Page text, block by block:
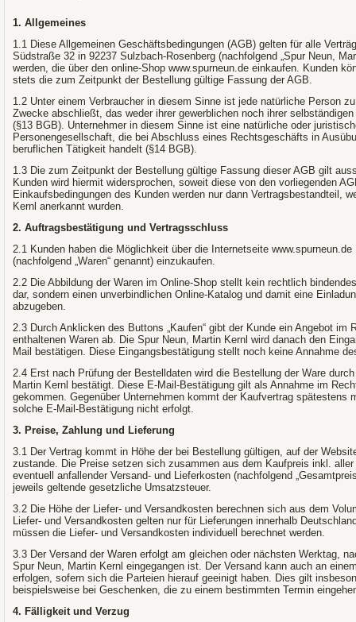
1. Allgemeines
1.1 Diese Allgemeinen Geschäftsbedingungen (AGB) gelten für alle
Südstraße 32 in 92237 Sulzbach-Rosenberg (nachfolgend „Spur Neun,
werden, die über den online-Shop www.spurneun.de einkaufen. Kunden
stets die zum Zeitpunkt der Bestellung gültige Fassung der AGB.
1.2 Unter einem Verbraucher in diesem Sinne ist jede natürliche Person
Zwecke abschließt, das weder ihrer gewerblichen noch ihrer
(§13 BGB). Unternehmer in diesem Sinne ist eine natürliche oder
Personengesellschaft, die bei Abschluss eines Rechtsgeschäfts in
beruflichen Tätigkeit handelt (§14 BGB).
1.3 Die zum Zeitpunkt der Bestellung gültige Fassung dieser AGB gilt
Kunden wird hiermit widersprochen, soweit diese von den vorliegenden
Einkaufsbedingungen des Kunden werden nur dann Vertragsbestandteil,
Kernl anerkannt wurden.
2. Auftragsbestätigung und Vertragsschluss
2.1 Kunden haben die Möglichkeit über die Internetseite
(nachfolgend „Waren“ genannt) einzukaufen.
2.2 Die Abbildung der Waren im Online-Shop stellt kein rechtlich
dar, sondern einen unverbindlichen Online-Katalog und damit eine
abzugeben.
2.3 Durch Anklicken des Buttons „Kaufen“ gibt der Kunde ein Angebot
enthaltenen Waren ab. Die Spur Neun, Martin Kernl wird danach den
Mail bestätigen. Diese Eingangsbestätigung stellt noch keine Annahme
2.4 Erst nach Prüfung der Bestelldaten wird die Bestellung der Ware
Martin Kernl bestätigt. Diese E-Mail-Bestätigung gilt als Annahme im
gekommen. Gegenüber Unternehmen kommt der Kaufvertrag spätestens
solche E-Mail-Bestätigung nicht erfolgt.
3. Preise, Zahlung und Lieferung
3.1 Der Vertrag kommt in Höhe der bei Bestellung gültigen, auf der
zustande. Die Preise setzen sich zusammen aus dem Kaufpreis inkl.
eventuell anfallender Versand- und Lieferkosten (nachfolgend
jeweils geltende gesetzliche Umsatzsteuer.
3.2 Die Höhe der Liefer- und Versandkosten berechnen sich aus dem
Liefer- und Versandkosten gelten nur für Lieferungen innerhalb
müssen die Liefer- und Versandkosten individuell berechnet werden.
3.3 Der Versand der Waren erfolgt am gleichen oder nächsten Werktag,
Spur Neun, Martin Kernl eingegangen ist. Der Versand kann auch an
erfolgen, sofern sich die Parteien hierauf geeinigt haben. Dies gilt
beispielsweise bei Geschenken, die zu einem bestimmten Termin
4. Fälligkeit und Verzug